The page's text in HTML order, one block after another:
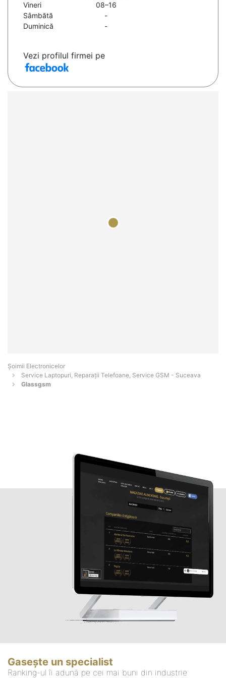
Vineri
08–16
Sâmbătă
-
Duminică
-
Vezi profilul firmei pe
Șoimii Electronicelor
Service Laptopuri, Reparații Telefoane, Service GSM - Suceava
Glassgsm
Gasește un specialist
Ranking-ul îi adună pe cei mai buni din industrie